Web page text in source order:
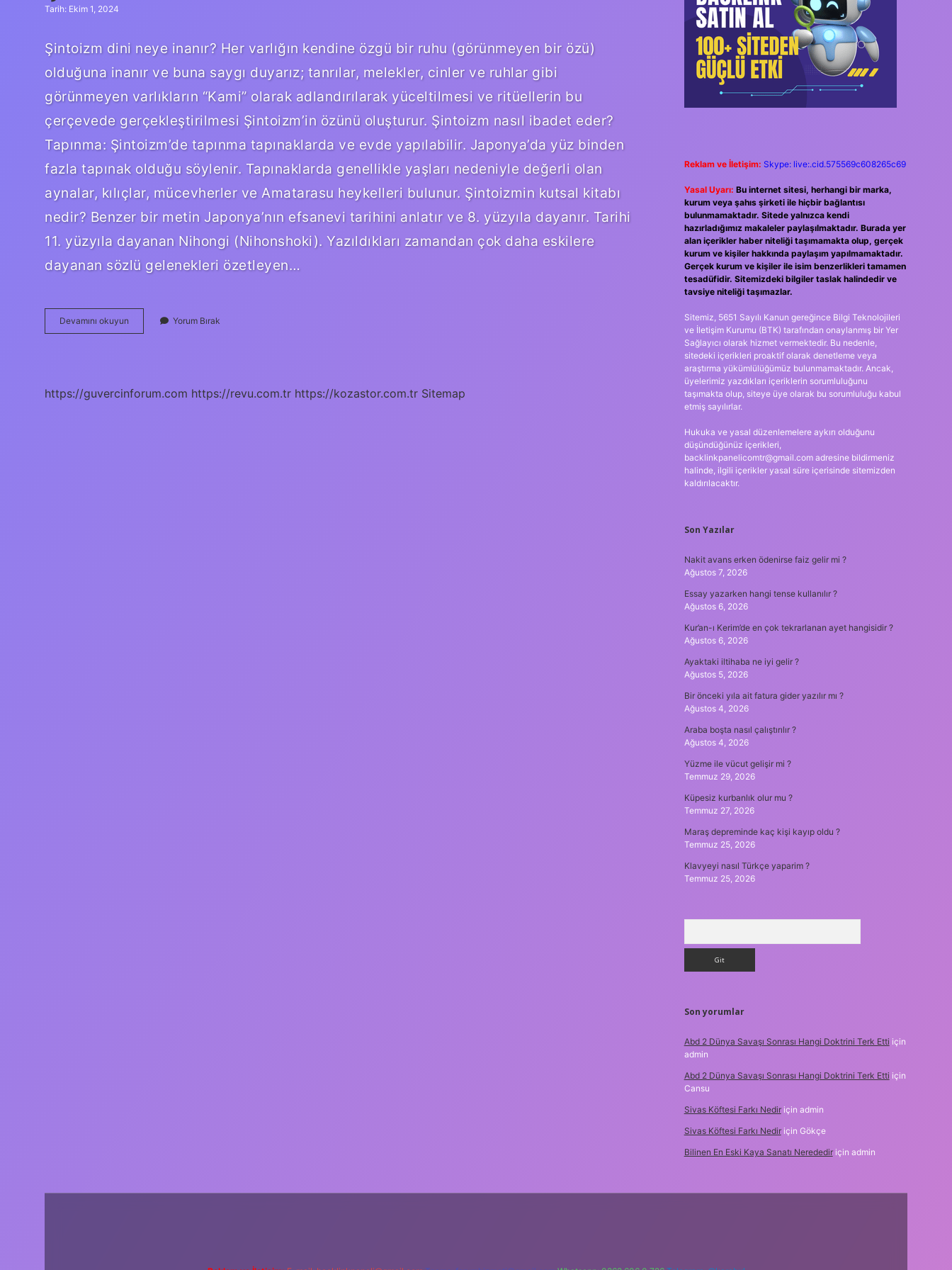
Tarih: Ekim 1, 2024
Şintoizm dini neye inanır? Her varlığın kendine özgü bir ruhu (görünmeyen bir özü)
olduğuna inanır ve buna saygı duyarız; tanrılar, melekler, cinler ve ruhlar gibi
görünmeyen varlıkların “Kami” olarak adlandırılarak yüceltilmesi ve ritüellerin bu
çerçevede gerçekleştirilmesi Şintoizm’in özünü oluşturur. Şintoizm nasıl ibadet eder?
Tapınma: Şintoizm’de tapınma tapınaklarda ve evde yapılabilir. Japonya’da yüz binden
fazla tapınak olduğu söylenir. Tapınaklarda genellikle yaşları nedeniyle değerli olan
aynalar, kılıçlar, mücevherler ve Amatarasu heykelleri bulunur. Şintoizmin kutsal kitabı
nedir? Benzer bir metin Japonya’nın efsanevi tarihini anlatır ve 8. yüzyıla dayanır. Tarihi
11. yüzyıla dayanan Nihongi (Nihonshoki). Yazıldıkları zamandan çok daha eskilere
dayanan sözlü gelenekleri özetleyen…
Devamını okuyun Şintoizm
Nasıl
Yorum Bırak
https://guvercinforum.com https://revu.com.tr https://kozastor.com.tr Sitemap
Reklam ve İletişim: Skype: live:.cid.575569c608265c69
Yasal Uyarı: Bu internet sitesi, herhangi bir marka,
kurum veya şahıs şirketi ile hiçbir bağlantısı
bulunmamaktadır. Sitede yalnızca kendi
hazırladığımız makaleler paylaşılmaktadır. Burada yer
alan içerikler haber niteliği taşımamakta olup, gerçek
kurum ve kişiler hakkında paylaşım yapılmamaktadır.
Gerçek kurum ve kişiler ile isim benzerlikleri tamamen
tesadüfidir. Sitemizdeki bilgiler taslak halindedir ve
tavsiye niteliği taşımazlar.
Sitemiz, 5651 Sayılı Kanun gereğince Bilgi Teknolojileri
ve İletişim Kurumu (BTK) tarafından onaylanmış bir Yer
Sağlayıcı olarak hizmet vermektedir. Bu nedenle,
sitedeki içerikleri proaktif olarak denetleme veya
araştırma yükümlülüğümüz bulunmamaktadır. Ancak,
üyelerimiz yazdıkları içeriklerin sorumluluğunu
taşımakta olup, siteye üye olarak bu sorumluluğu kabul
etmiş sayılırlar.
Hukuka ve yasal düzenlemelere aykırı olduğunu
düşündüğünüz içerikleri,
backlinkpanelicomtr@gmail.comadresine bildirmeniz
halinde, ilgili içerikler yasal süre içerisinde sitemizden
kaldırılacaktır.
Son Yazılar
Nakit avans erken ödenirse faiz gelir mi ?
Ağustos 7, 2026
Essay yazarken hangi tense kullanılır ?
Ağustos 6, 2026
Kur’an-ı Kerim’de en çok tekrarlanan ayet hangisidir ?
Ağustos 6, 2026
Ayaktaki iltihaba ne iyi gelir ?
Ağustos 5, 2026
Bir önceki yıla ait fatura gider yazılır mı ?
Ağustos 4, 2026
Araba boşta nasıl çalıştırılır ?
Ağustos 4, 2026
Yüzme ile vücut gelişir mi ?
Temmuz 29, 2026
Küpesiz kurbanlık olur mu ?
Temmuz 27, 2026
Maraş depreminde kaç kişi kayıp oldu ?
Temmuz 25, 2026
Klavyeyi nasıl Türkçe yaparim ?
Temmuz 25, 2026
Son yorumlar
Abd 2 Dünya Savaşı Sonrası Hangi Doktrini Terk Etti için
admin
Abd 2 Dünya Savaşı Sonrası Hangi Doktrini Terk Etti için
Cansu
Sivas Köftesi Farkı Nediriçin admin
Sivas Köftesi Farkı Nediriçin Gökçe
Bilinen En Eski Kaya Sanatı Neredediriçin admin